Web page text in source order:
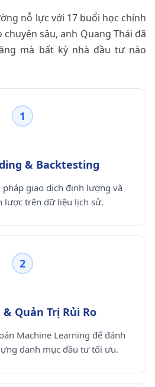
nỗ lực với 17 buổi học chính
sâu, anh Quang Thái đã
mà bất kỳ nhà đầu tư nào
1
& Backtesting
giao dịch định lượng và
lược trên dữ liệu lịch sử.
2
& Quản Trị Rủi Ro
Machine Learning để đánh
danh mục đầu tư tối ưu.